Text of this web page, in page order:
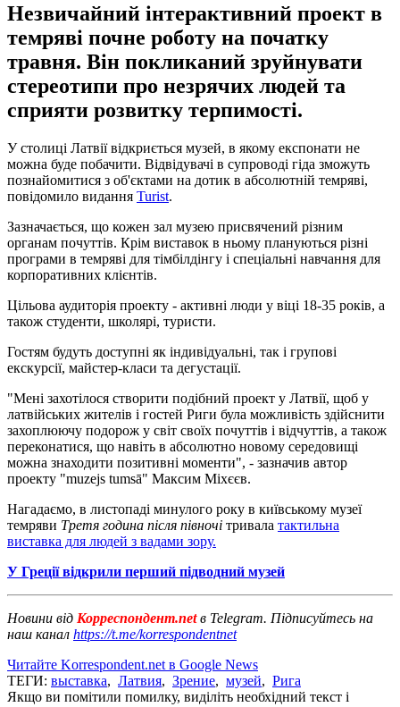
Незвичайний інтерактивний проект в
темряві почне роботу на початку
травня. Він покликаний зруйнувати
стереотипи про незрячих людей та
сприяти розвитку терпимості.
У столиці Латвії відкриється музей, в якому експонати не
можна буде побачити. Відвідувачі в супроводі гіда зможуть
познайомитися з об'єктами на дотик в абсолютній темряві,
повідомило видання Turist.
Зазначається, що кожен зал музею присвячений різним
органам почуттів. Крім виставок в ньому плануються різні
програми в темряві для тімбілдінгу і спеціальні навчання для
корпоративних клієнтів.
Цільова аудиторія проекту - активні люди у віці 18-35 років, а
також студенти, школярі, туристи.
Гостям будуть доступні як індивідуальні, так і групові
екскурсії, майстер-класи та дегустації.
"Мені захотілося створити подібний проект у Латвії, щоб у
латвійських жителів і гостей Риги була можливість здійснити
захоплюючу подорож у світ своїх почуттів і відчуттів, а також
переконатися, що навіть в абсолютно новому середовищі
можна знаходити позитивні моменти", - зазначив автор
проекту "muzejs tumsā" Максим Міхєєв.
Нагадаємо, в листопаді минулого року в київському музеї
темряви Третя година після півночі тривала тактильна
виставка для людей з вадами зору.
У Греції відкрили перший підводний музей
Новини від Корреспондент.netв Telegram. Підписуйтесь на
наш канал https://t.me/korrespondentnet
Читайте Korrespondent.net в Google News
ТЕГИ: выставка, Латвия, Зрение, музей, Рига
Якщо ви помітили помилку, виділіть необхідний текст і